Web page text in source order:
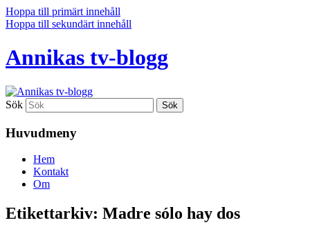
Hoppa till primärt innehåll
Hoppa till sekundärt innehåll
Annikas tv-blogg
Sök
Huvudmeny
Hem
Kontakt
Om
Etikettarkiv: Madre sólo hay dos